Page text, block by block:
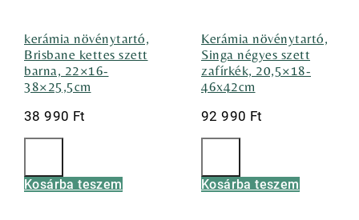
kerámia növénytartó,
Brisbane kettes szett
barna, 22×16-
38×25,5cm
38 990 Ft
Kosárba teszem
Kerámia növénytartó,
Singa négyes szett
zafírkék, 20,5×18-
46x42cm
92 990 Ft
Kosárba teszem